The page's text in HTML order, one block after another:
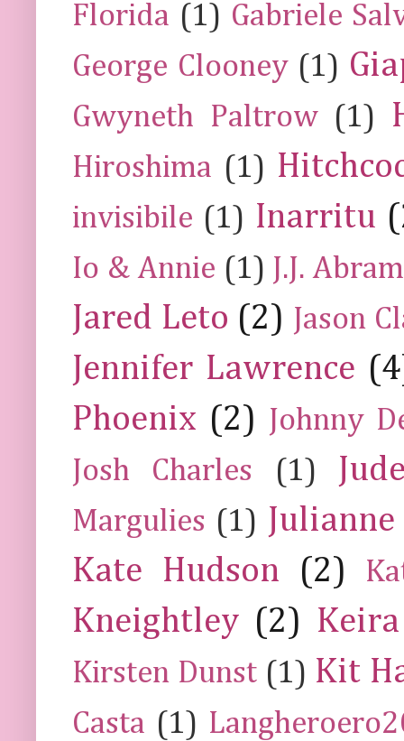
Florida (1) Gabriele
George Clooney (1)
Gwyneth Paltrow (1)
Hiroshima (1)
invisibile (1) Inarritu
Io & Annie (1) J.J.
Jared Leto (2) Jason
Jennifer Lawrence
Phoenix (2) Johnny
Josh Charles
(1)
Margulies (1)
Kate Hudson
(2)
Kneightley (2)
Kirsten Dunst (1) Kit
Casta (1)